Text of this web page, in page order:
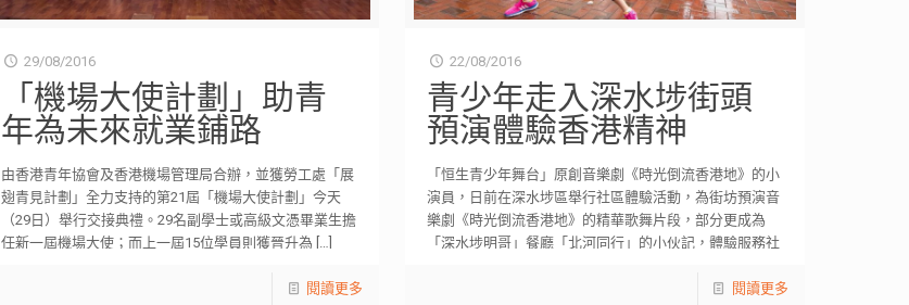
29/08/2016
「機場大使計劃」助青
年為未來就業鋪路
由香港青年協會及香港機場管理局合辦，並獲勞工處「展
翅青見計劃」全力支持的第21屆「機場大使計劃」今天
（29日）舉行交接典禮。29名副學士或高級文憑畢業生擔
任新一屆機場大使；而上一屆15位學員則獲晉升為
閱讀更多
22/08/2016
青少年走入深水埗街頭
預演體驗香港精神
「恒生青少年舞台」原創音樂劇《時光倒流香港地》的小
演員，日前在深水埗區舉行社區體驗活動，為街坊預演音
樂劇《時光倒流香港地》的精華歌舞片段，部分更成為
「深水埗明哥」餐廳「北河同行」的小伙記，體驗服務社
閱讀更多